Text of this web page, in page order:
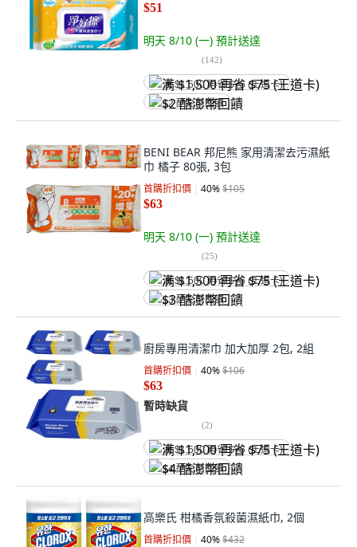
$51
明天 8/10 (一) 預計送達
(142)
满 $1,500 再省 $75 (王道卡)
$2 酷澎幣回饋
BENI BEAR 邦尼熊 家用清潔去污濕紙
巾 橘子 80張, 3包
首購折扣價 40%$105
$63
明天 8/10 (一) 預計送達
(25)
满 $1,500 再省 $75 (王道卡)
$3 酷澎幣回饋
廚房專用清潔巾 加大加厚 2包, 2組
首購折扣價 40%$106
$63
暫時缺貨
(2)
满 $1,500 再省 $75 (王道卡)
$4 酷澎幣回饋
高樂氏 柑橘香氛殺菌濕紙巾, 2個
首購折扣價 40%$432